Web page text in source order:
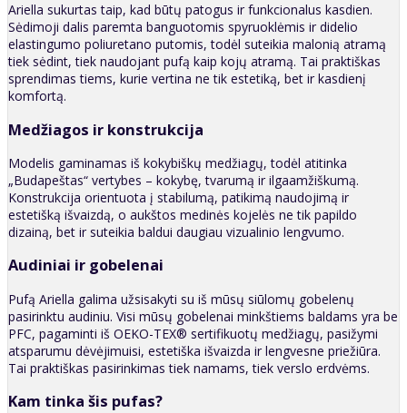
Ariella sukurtas taip, kad būtų patogus ir funkcionalus kasdien.
Sėdimoji dalis paremta banguotomis spyruoklėmis ir didelio
elastingumo poliuretano putomis, todėl suteikia malonią atramą
tiek sėdint, tiek naudojant pufą kaip kojų atramą. Tai praktiškas
sprendimas tiems, kurie vertina ne tik estetiką, bet ir kasdienį
komfortą.
Medžiagos ir konstrukcija
Modelis gaminamas iš kokybiškų medžiagų, todėl atitinka
„Budapeštas“ vertybes – kokybę, tvarumą ir ilgaamžiškumą.
Konstrukcija orientuota į stabilumą, patikimą naudojimą ir
estetišką išvaizdą, o aukštos medinės kojelės ne tik papildo
dizainą, bet ir suteikia baldui daugiau vizualinio lengvumo.
Audiniai ir gobelenai
Pufą Ariella galima užsisakyti su iš mūsų siūlomų gobelenų
pasirinktu audiniu. Visi mūsų gobelenai minkštiems baldams yra be
PFC, pagaminti iš OEKO-TEX® sertifikuotų medžiagų, pasižymi
atsparumu dėvėjimuisi, estetiška išvaizda ir lengvesne priežiūra.
Tai praktiškas pasirinkimas tiek namams, tiek verslo erdvėms.
Kam tinka šis pufas?